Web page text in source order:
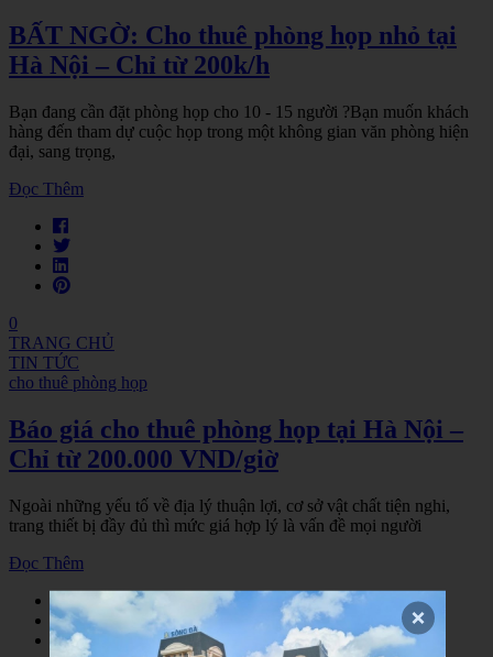
BẤT NGỜ: Cho thuê phòng họp nhỏ tại
Hà Nội – Chỉ từ 200k/h
Bạn đang cần đặt phòng họp cho 10 - 15 người ?Bạn muốn khách
hàng đến tham dự cuộc họp trong một không gian văn phòng hiện
đại, sang trọng,
Đọc Thêm
0
TRANG CHỦ
TIN TỨC
cho thuê phòng họp
Báo giá cho thuê phòng họp tại Hà Nội –
Chỉ từ 200.000 VND/giờ
Ngoài những yếu tố về địa lý thuận lợi, cơ sở vật chất tiện nghi,
trang thiết bị đầy đủ thì mức giá hợp lý là vấn đề mọi người
Đọc Thêm